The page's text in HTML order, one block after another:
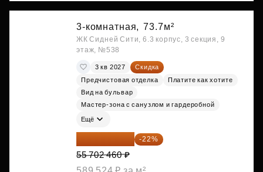
3-комнатная, 73.7м²
ЖК Сидней Сити, 6.3 корпус, 3 секция, 9
этаж, №538
3 кв 2027
Скидка
Предчистовая отделка
Платите как хотите
Вид на бульвар
Мастер-зона с санузлом и гардеробной
Ещё
43 447 919 ₽ -22%
55 702 460 ₽